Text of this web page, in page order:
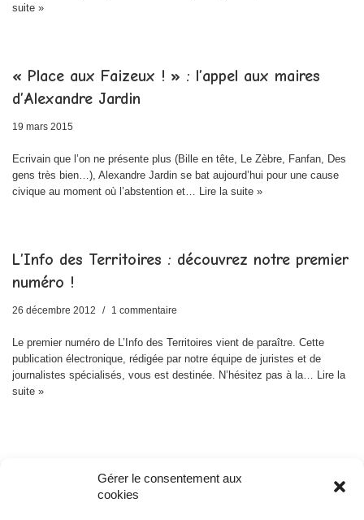
Gérer le consentement aux
cookies
suite »
« Place aux Faizeux ! » : l’appel aux maires
d’Alexandre Jardin
19 mars 2015
Ecrivain que l’on ne présente plus (Bille en tête, Le Zèbre, Fanfan, Des
gens très bien…), Alexandre Jardin se bat aujourd’hui pour une cause
civique au moment où l’abstention et… Lire la suite »
L’Info des Territoires : découvrez notre premier
numéro !
26 décembre 2012 1 commentaire
Le premier numéro de L’Info des Territoires vient de paraître. Cette
publication électronique, rédigée par notre équipe de juristes et de
journalistes spécialisés, vous est destinée. N’hésitez pas à la… Lire la
suite »